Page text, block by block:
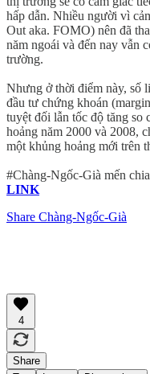
hấp dẫn. Nhiều người vì
Out aka. FOMO) nên đã
năm ngoái và đến nay vẫn
trường.
Nhưng ở thời điểm này, số
đầu tư chứng khoán
tuyệt đối lẫn tốc độ tăng
hoảng năm 2000 và 2008,
một khủng hoảng mới trên
#Chàng-Ngốc-Già mến
LINK
Share Chàng-Ngốc-Già
4
Share